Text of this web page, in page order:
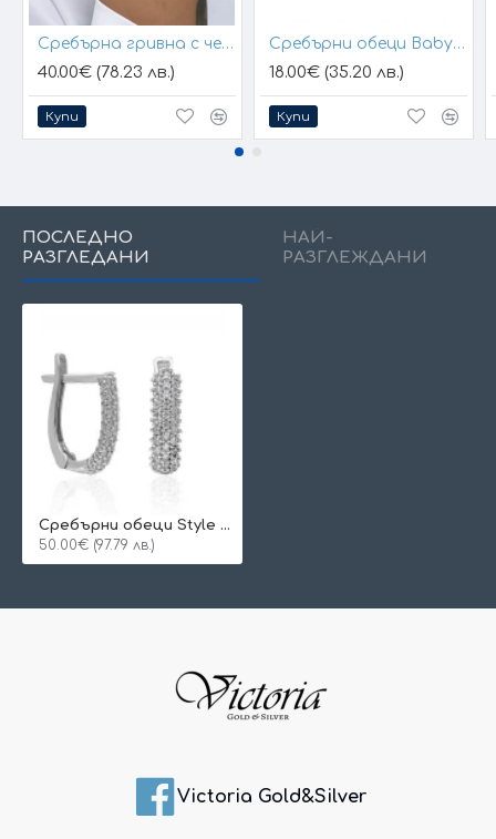
Сребърна гривна с черен конец и позлатени топчета
40.00€ (78.23 лв.)
Купи
Сребърни обеци Baby Hands
18.00€ (35.20 лв.)
Купи
ПОСЛЕДНО
РАЗГЛЕДАНИ
НАЙ-
РАЗГЛЕЖДАНИ
Сребърни обеци Style white
50.00€ (97.79 лв.)
Victoria Gold&Silver